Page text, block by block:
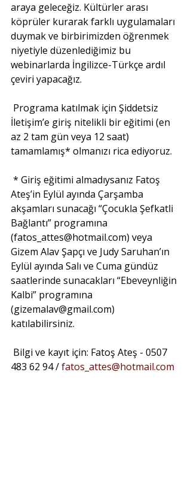
araya geleceğiz. Kültürler arası
köprüler kurarak farklı uygulamaları
duymak ve birbirimizden öğrenmek
niyetiyle düzenlediğimiz bu
webinarlarda İngilizce-Türkçe ardıl
çeviri yapacağız.
Programa katılmak için Şiddetsiz
İletişim’e giriş nitelikli bir eğitimi (en
az 2 tam gün veya 12 saat)
tamamlamış* olmanızı rica ediyoruz.
* Giriş eğitimi almadıysanız Fatoş
Ateş’in Eylül ayında Çarşamba
akşamları sunacağı “Çocukla Şefkatli
Bağlantı” programına
(fatos_attes@hotmail.com) veya
Gizem Alav Şapçı ve Judy Saruhan’ın
Eylül ayında Salı ve Cuma gündüz
saatlerinde sunacakları “Ebeveynliğin
Kalbi” programına
(gizemalav@gmail.com)
katılabilirsiniz.
Bilgi ve kayıt için: Fatoş Ateş - 0507
483 62 94 / fatos_attes@hotmail.com